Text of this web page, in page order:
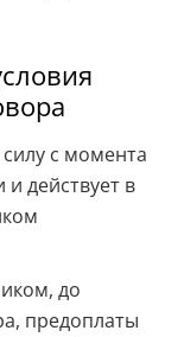
с момента
действует в
до
предоплаты